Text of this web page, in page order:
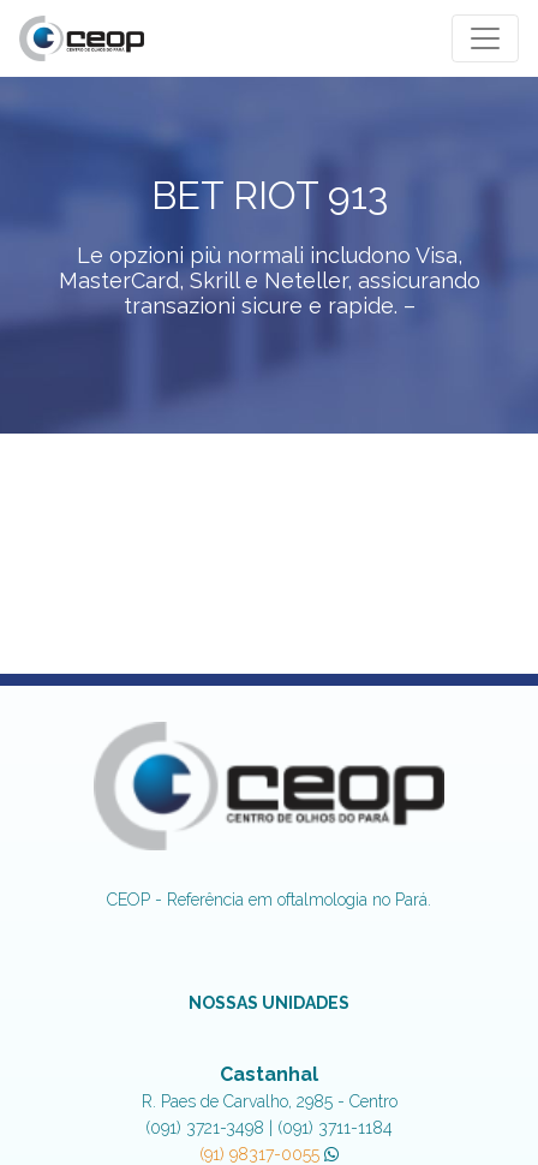
BET RIOT 913
Le opzioni più normali includono Visa,
MasterCard, Skrill e Neteller, assicurando
transazioni sicure e rapide. –
CEOP - Referência em oftalmologia no Pará.
NOSSAS UNIDADES
Castanhal
R. Paes de Carvalho, 2985 - Centro
(091) 3721-3498 | (091) 3711-1184
(91) 98317-0055